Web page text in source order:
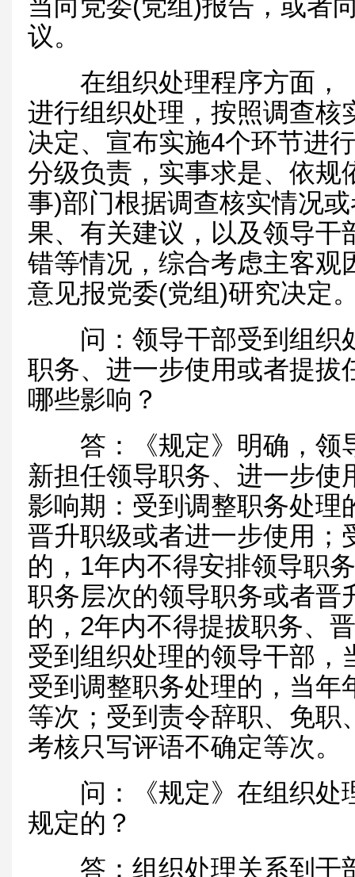
当向党委(党组)报告，或者
议。
在组织处理程序方面，
进行组织处理，按照调查核
决定、宣布实施4个环节进
分级负责，实事求是、依规
事)部门根据调查核实情况
果、有关建议，以及领导干
错等情况，综合考虑主客观
意见报党委(党组)研究决定
问：领导干部受到组织
职务、进一步使用或者提拔
哪些影响？
答：《规定》明确，领
新担任领导职务、进一步使
影响期：受到调整职务处理
晋升职级或者进一步使用；
的，1年内不得安排领导职
职务层次的领导职务或者晋
的，2年内不得提拔职务、
受到组织处理的领导干部，
受到调整职务处理的，当年
等次；受到责令辞职、免职
考核只写评语不确定等次。
问：《规定》在组织处
规定的？
答：组织处理关系到干